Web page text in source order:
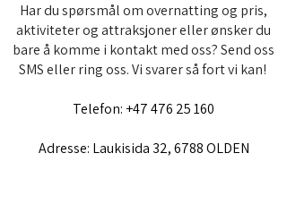
Har du spørsmål om overnatting og pris,
aktiviteter og attraksjoner eller ønsker du
bare å komme i kontakt med oss? Send oss
SMS eller ring oss.Vi svarer så fort vi kan!
Telefon: +47 476 25 160
Adresse: Laukisida 32,6788 OLDEN